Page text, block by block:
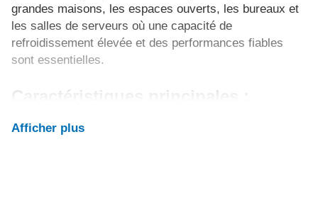
grandes maisons, les espaces ouverts, les bureaux et
les salles de serveurs où une capacité de
refroidissement élevée et des performances fiables
sont essentielles.
Caractéristiques principales :
Refroidit jusqu'à 65 m²
Afficher plus